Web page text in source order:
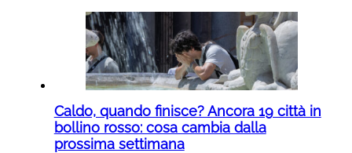
Caldo, quando finisce? Ancora 19 città in
bollino rosso: cosa cambia dalla
prossima settimana